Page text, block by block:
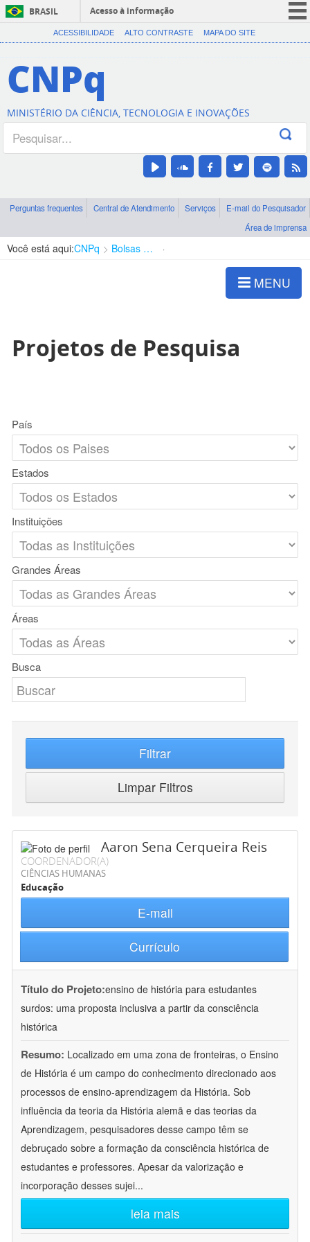
BRASIL
Acesso à informação
CORONAVÍRUS (COVID-19)
Canais
ACESSIBILIDADE ALTO CONTRASTE MAPA DO SITE
CNPq
MINISTÉRIO DA CIÊNCIA, TECNOLOGIA E INOVAÇÕES
Perguntas frequentes Central de Atendimento Serviços
E-mail do Pesquisador
Área de imprensa
Você está aqui:CNPq Bolsas e Auxílios Vigentes
MENU
Projetos de Pesquisa
País
Estados
Instituições
Grandes Áreas
Áreas
Busca
Filtrar
Limpar Filtros
Aaron Sena Cerqueira Reis
COORDENADOR(A)
CIÊNCIAS HUMANAS
Educação
E-mail
Currículo
Título do Projeto:ensino de história para estudantes
surdos: uma proposta inclusiva a partir da consciência
histórica
Resumo: Localizado em uma zona de fronteiras, o Ensino
de História é um campo do conhecimento direcionado aos
processos de ensino-aprendizagem da História. Sob
influência da teoria da História alemã e das teorias da
Aprendizagem, pesquisadores desse campo têm se
debruçado sobre a formação da consciência histórica de
estudantes e professores. Apesar da valorização e
incorporação desses sujei...
leia mais